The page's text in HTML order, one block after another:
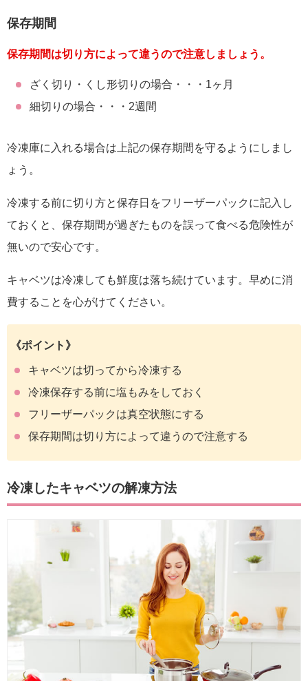
保存期間
保存期間は切り方によって違うので注意しましょう。
ざく切り・くし形切りの場合・・・1ヶ月
細切りの場合・・・2週間
冷凍庫に入れる場合は上記の保存期間を守るようにしまし
ょう。
冷凍する前に切り方と保存日をフリーザーパックに記入し
ておくと、保存期間が過ぎたものを誤って食べる危険性が
無いので安心です。
キャベツは冷凍しても鮮度は落ち続けています。早めに消
費することを心がけてください。
《ポイント》
キャベツは切ってから冷凍する
冷凍保存する前に塩もみをしておく
フリーザーパックは真空状態にする
保存期間は切り方によって違うので注意する
冷凍したキャベツの解凍方法